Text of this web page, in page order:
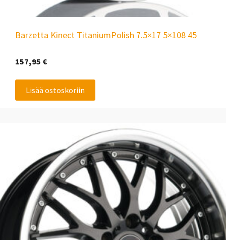
Barzetta Kinect TitaniumPolish 7.5×17 5×108 45
157,95 €
Lisää ostoskoriin